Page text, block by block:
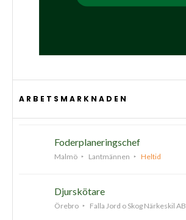
ARBETSMARKNADEN
Foderplaneringschef
Malmö Lantmännen Heltid
Djurskötare
Örebro Falla Jord o Skog Närkeskil AB